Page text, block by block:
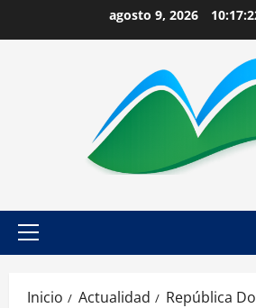
agosto 9, 2026
Menú
Inicio Actualidad
República